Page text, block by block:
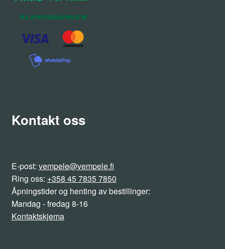
Kontakt oss
E-post: vempele@vempele.fi
Ring oss: +358 45 7835 7850
Åpningstider og henting av bestillinger:
Mandag - fredag 8-16
Kontaktskjema